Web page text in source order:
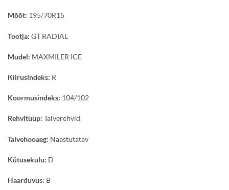
Mõõt: 195/70R15
Tootja: GT RADIAL
Mudel: MAXMILER ICE
Kiirusindeks: R
Koormusindeks: 104/102
Rehvitüüp: Talverehvid
Talvehooaeg: Naastutatav
Kütusekulu: D
Haarduvus: B